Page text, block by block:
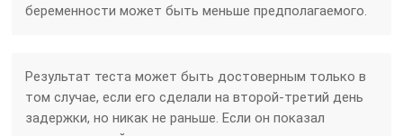
беременности может быть меньше предполагаемого.
Результат теста может быть достоверным только в
том случае, если его сделали на второй-третий день
задержки, но никак не раньше. Если он показал